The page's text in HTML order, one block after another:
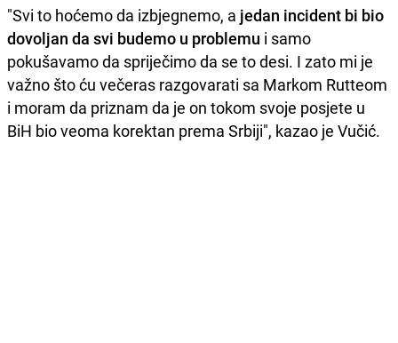
"Svi to hoćemo da izbjegnemo, a jedan incident bi bio
dovoljan da svi budemo u problemu i samo
pokušavamo da spriječimo da se to desi. I zato mi je
važno što ću večeras razgovarati sa Markom Rutteom
i moram da priznam da je on tokom svoje posjete u
BiH bio veoma korektan prema Srbiji", kazao je Vučić.